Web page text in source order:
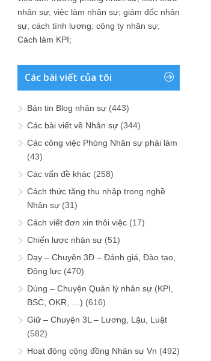
nhân sự; việc làm nhân sự; giám đốc nhân
sự; cách tính lương; công ty nhân sự;
Cách làm KPI;
Các bài viết của tôi
Bản tin Blog nhân sự (443)
Các bài viết về Nhân sự (344)
Các công việc Phòng Nhân sự phải làm
(43)
Các vấn đề khác (258)
Cách thức tăng thu nhập trong nghề
Nhân sự (31)
Cách viết đơn xin thôi việc (17)
Chiến lược nhân sự (51)
Dạy – Chuyện 3Đ – Đánh giá, Đào tạo,
Động lực (470)
Dùng – Chuyện Quản lý nhân sự (KPI,
BSC, OKR, …) (616)
Giữ – Chuyện 3L – Lương, Lậu, Luật
(582)
Hoạt động cộng đồng Nhân sự Vn (492)